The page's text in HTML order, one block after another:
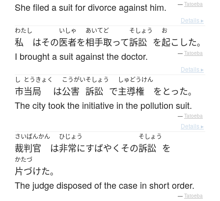
She filed a suit for divorce against him. — Tatoeba
Details ▸
わたし
私 はその
いしゃ
医者を
あいてど
相手取って
そしょう
訴訟 を
お
起こした。
I brought a suit against the doctor. — Tatoeba
Details ▸
し
市
とうきょく
当局 は
こうがい
公害
そしょう
訴訟 で
しゅどうけん
主導権 を とった。
The city took the initiative in the pollution suit.
— Tatoeba
Details ▸
さいばんかん
裁判官 は
ひじょう
非常にすばやく その
そしょう
訴訟 を
かたづ
片づけた。
The judge disposed of the case in short order.
— Tatoeba